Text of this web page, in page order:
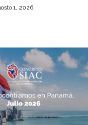
1, 2026